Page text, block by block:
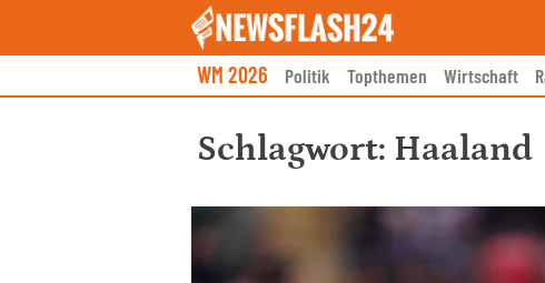
WM 2026 Politik Topthemen Wirtschaft
Schlagwort: Haaland